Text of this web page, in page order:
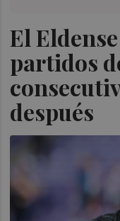
El
partidos
después